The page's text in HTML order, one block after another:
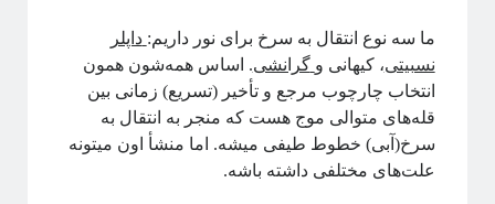
فیزیک بنیادی
فیزیک زیستی
فیزیک هسته‌ای
فیزیکدانان ایرانی
ماده چگال
معرفی کتاب
ما سه نوع انتقال به سرخ برای نور داریم: داپلر
نسبیتی، کیهانی و گرانشی. اساس همه‌شون همون
انتخاب چارچوب مرجع و تأخیر (تسریع) زمانی بین
قله‌های متوالی موج هست که منجر به انتقال به
سرخ(آبی) خطوط طیفی میشه. اما منشأ اون میتونه
علت‌های مختلفی داشته باشه.